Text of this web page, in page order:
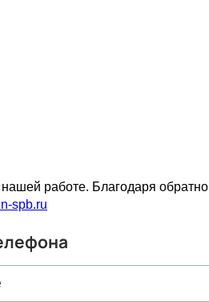
работе. Благодаря
spb.ru